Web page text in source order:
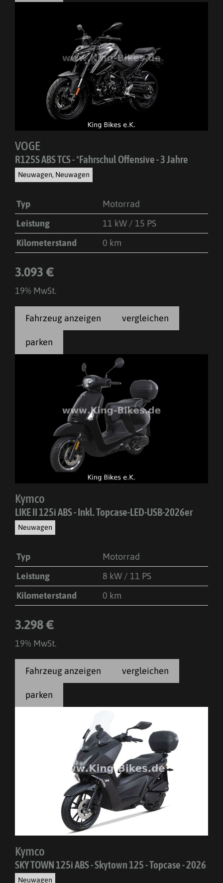
VOGE
R125S ABS TCS - *Fahrschul Offensive - 3 Jahre
Neuwagen, Neuwagen
Typ
Motorrad
Leistung
11 kW / 15 PS
Kilometerstand
0 km
3.093 €
19% MwSt.
Fahrzeug anzeigen vergleichen
parken
Kymco
LIKE II 125i ABS - Inkl. Topcase-LED-USB-2026er
Neuwagen
Typ
Motorrad
Leistung
8 kW / 11 PS
Kilometerstand
0 km
3.298 €
19% MwSt.
Fahrzeug anzeigen vergleichen
parken
Kymco
SKY TOWN 125i ABS - Skytown 125 - Topcase - 2026
Neuwagen